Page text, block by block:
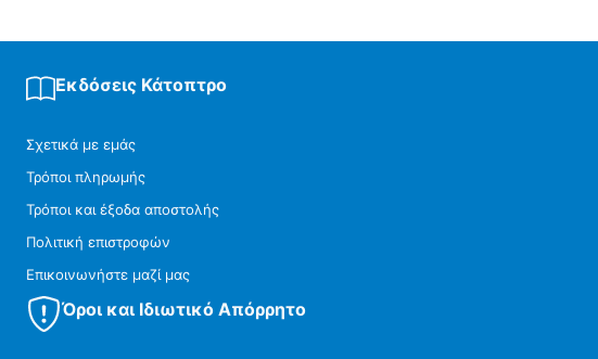
Εκδόσεις Κάτοπτρο
Σχετικά με εμάς
Τρόποι πληρωμής
Τρόποι και έξοδα αποστολής
Πολιτική επιστροφών
Επικοινωνήστε μαζί μας
Όροι και Ιδιωτικό Απόρρητο